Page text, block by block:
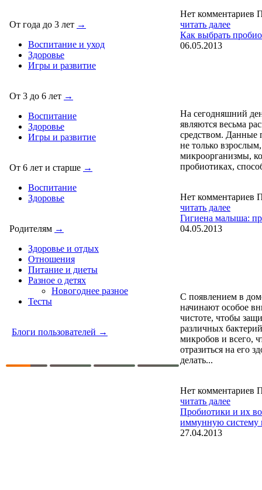
От года до 3 лет →
Воспитание и уход
Здоровье
Игры и развитие
От 3 до 6 лет →
Воспитание
Здоровье
Игры и развитие
От 6 лет и старше →
Воспитание
Здоровье
Родителям →
Здоровье и отдых
Отношения
Питание и диеты
Разное о детях
Новогоднее разное
Тесты
Блоги пользователей →
Нет комментариев
читать далее
Как выбрать
06.05.2013
На сегодняшний
являются весьма
средством. Данные
не только
микроорганизмы,
пробиотиках,
Нет комментариев
читать далее
Гигиена малыша:
04.05.2013
С появлением в
начинают особое
чистоте, чтобы
различных
микробов и всего,
отразиться на его
делать...
Нет комментариев
читать далее
Пробиотики и их
иммунную
27.04.2013